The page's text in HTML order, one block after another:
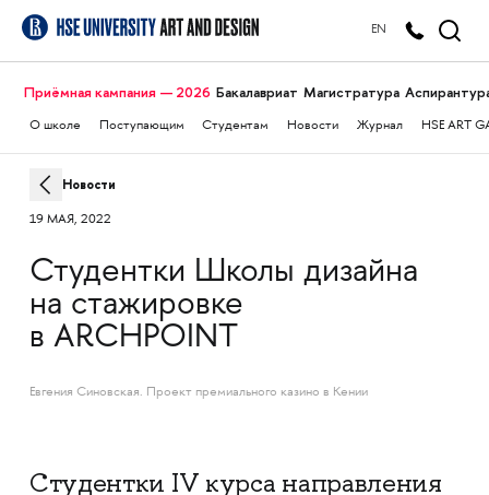
EN
Приёмная кампания — 2026 Бакалавриат Магистратура
О школе Поступающим Студентам Новости Журнал HSE ART
Новости
19 МАЯ, 2022
Студентки Школы дизайна
на стажировке
в ARCHPOINT
Евгения Синовская. Проект премиального казино в Кении
Студентки IV курса направления